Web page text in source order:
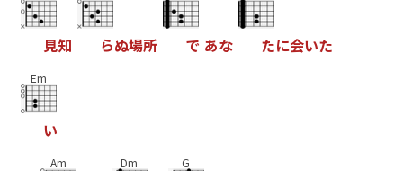
見知 らぬ場所 で あな たに会いた
Em
い
Am Dm G